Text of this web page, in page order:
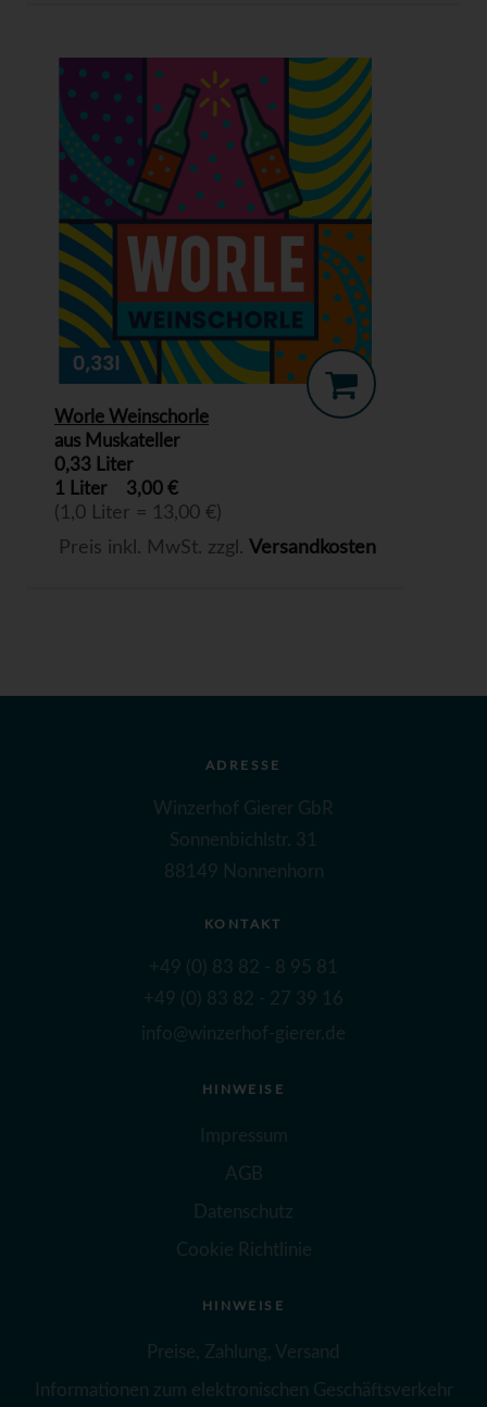
Worle Weinschorle
aus Muskateller
0,33 Liter
1 Liter
3,00 €
(1,0 Liter = 13,00 €)
Preis inkl. MwSt. zzgl. Versandkosten
ADRESSE
Winzerhof Gierer GbR
Sonnenbichlstr. 31
88149 Nonnenhorn
KONTAKT
+49 (0) 83 82 - 8 95 81
+49 (0) 83 82 - 27 39 16
info@winzerhof-gierer.de
HINWEISE
Impressum
AGB
Datenschutz
Cookie Richtlinie
HINWEISE
Preise, Zahlung, Versand
Informationen zum elektronischen Geschäftsverkehr